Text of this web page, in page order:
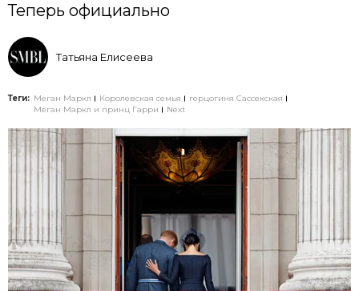
Теперь официально
Татьяна Елисеева
Теги: Меган Маркл Королевская семья
герцогиня Сассекская
Меган Маркл и принц Гарри
Next